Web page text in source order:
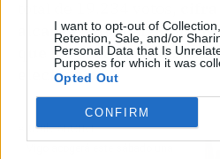
I want to opt-out of
Retention, Sale, and/or
Personal Data that Is
Purposes for which it was
Opted Out
CONFIRM
alcanzar una
que los participantes
electrónica.
Artículo anterior